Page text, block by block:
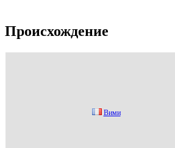
Происхождение
Вими